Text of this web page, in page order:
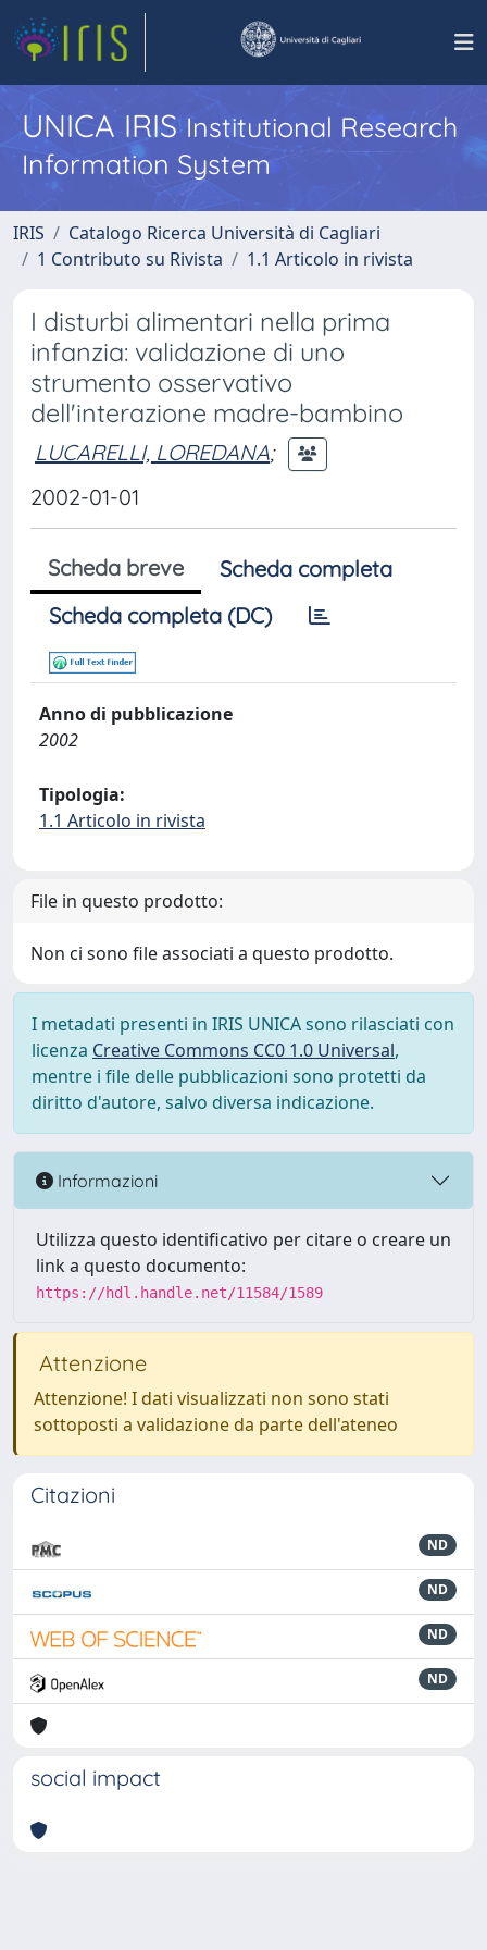
UNICA IRISInstitutional Research
Information System
IRIS
Catalogo Ricerca Università di Cagliari
1 Contributo su Rivista
1.1 Articolo in rivista
I disturbi alimentari nella prima
infanzia: validazione di uno
strumento osservativo
dell'interazione madre-bambino
LUCARELLI, LOREDANA;
2002-01-01
Scheda breve
Scheda completa
Scheda completa (DC)
Anno di pubblicazione
2002
Tipologia:
1.1 Articolo in rivista
File in questo prodotto:
Non ci sono file associati a questo prodotto.
I metadati presenti in IRIS UNICA sono rilasciati con
licenza Creative Commons CC0 1.0 Universal,
mentre i file delle pubblicazioni sono protetti da
diritto d'autore, salvo diversa indicazione.
Informazioni
Utilizza questo identificativo per citare o creare un
link a questo documento:
https://hdl.handle.net/11584/1589
Attenzione
Attenzione! I dati visualizzati non sono stati
sottoposti a validazione da parte dell'ateneo
Citazioni
ND
ND
ND
ND
social impact